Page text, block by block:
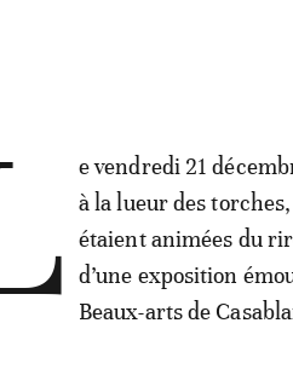
e vendredi 21
à la lueur des
étaient animées du
d’une exposition
Beaux-arts de